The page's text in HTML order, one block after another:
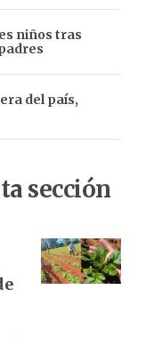
niños tras
del país,
sección